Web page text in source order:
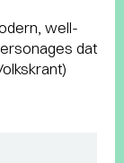
well-
dat